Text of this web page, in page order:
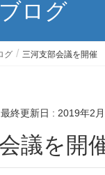
ログ
グ 三河支部会議を開催
終更新日 : 2019年2
会議を開